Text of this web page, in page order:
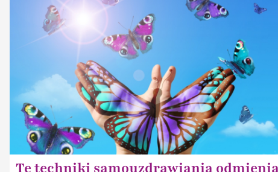
Te techniki samouzdrawiania